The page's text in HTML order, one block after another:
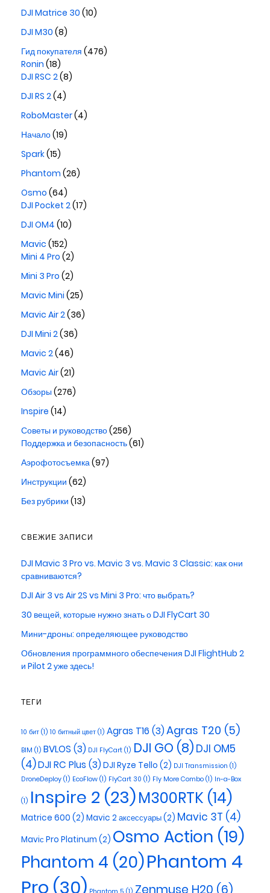
DJI Matrice 30 (10)
DJI M30 (8)
Гид покупателя (476)
Ronin (18)
DJI RSC 2(8)
DJI RS 2(4)
RoboMaster(4)
Начало(19)
Spark(15)
Phantom (26)
Osmo (64)
DJI Pocket 2(17)
DJI OM4 (10)
Mavic (152)
Mini 4 Pro (2)
Mini 3 Pro (2)
Mavic Mini (25)
Mavic Air 2(36)
DJI Mini 2(36)
Mavic 2(46)
Mavic Air(21)
Обзоры(276)
Inspire (14)
Советы и руководство(256)
Поддержка и безопасность(61)
Аэрофотосъемка(97)
Инструкции (62)
Без рубрики (13)
СВЕЖИЕ ЗАПИСИ
DJI Mavic 3 Pro vs. Mavic 3 vs. Mavic 3 Classic: как они
сравниваются?
DJI Air 3 vs Air 2S vs Mini 3 Pro: что выбрать?
30 вещей, которые нужно знать о DJI FlyCart 30
Мини-дроны: определяющее руководство
Обновления программного обеспечения DJI FlightHub 2
и Pilot 2 уже здесь!
ТЕГИ
10 бит (1) 10 битный цвет (1) Agras T16 (3)Agras T20 (5)
BIM (1) BVLOS (3) DJI FlyCart (1) DJI GO (8) DJI OM5
(4)DJI RC Plus (3)DJI Ryze Tello (2) DJI Transmission (1)
DroneDeploy (1) EcoFlow (1) FlyCart 30 (1) Fly More Combo (1) In-a-Box
(1) Inspire 2 (23)M300RTK (14)
Matrice 600 (2) Mavic 2 аксессуары(2) Mavic 3T (4)
Maviс Pro Platinum (2) Osmo Action (19)
Phantom 4 (20)Phantom 4
Pro (30) Zenmuse H20 (6)